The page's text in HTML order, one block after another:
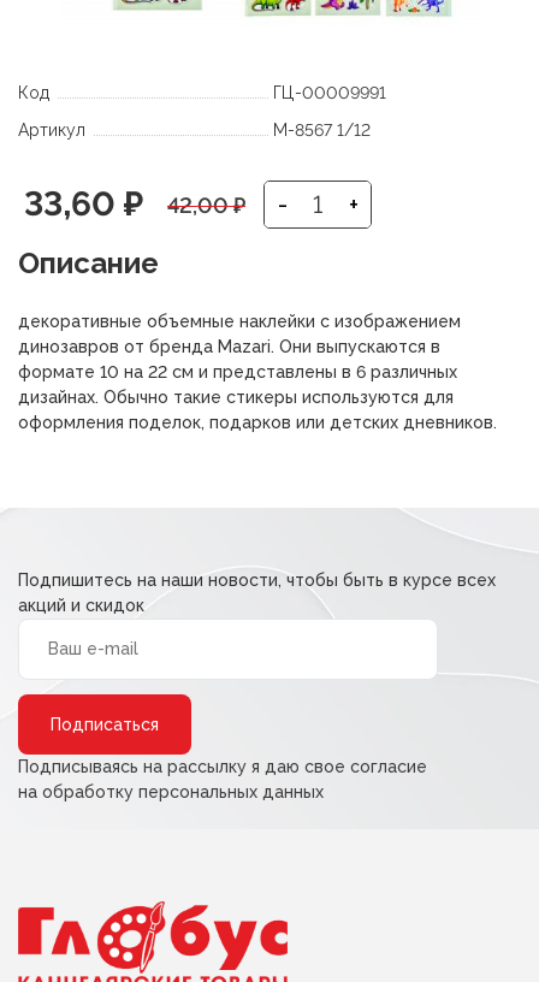
Код
ГЦ-00009991
Артикул
М-8567 1/12
42,00₽
Первоначальная
цена
составляла
42,00 ₽.
33,60 ₽
Текущая
цена:
- +
Описание
декоративные объемные наклейки с изображением
динозавров от бренда Mazari. Они выпускаются в
формате 10 на 22 см и представлены в 6 различных
дизайнах. Обычно такие стикеры используются для
оформления поделок, подарков или детских дневников.
Подпишитесь на наши новости, чтобы быть в курсе всех
акций и скидок
Подписываясь на рассылку я даю свое согласие
на обработку персональных данных